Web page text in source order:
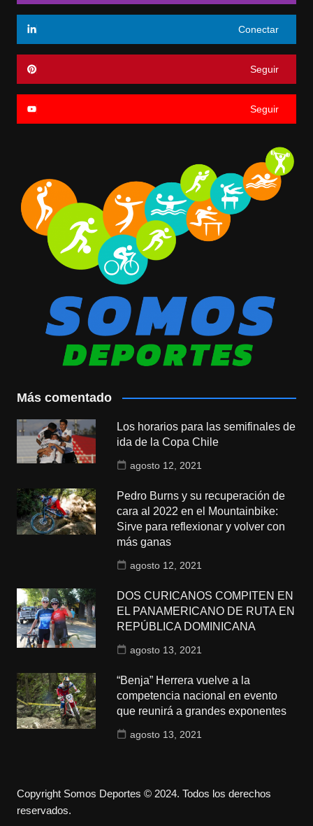
Conectar
Seguir
Seguir
Más comentado
Los horarios para las semifinales de
ida de la Copa Chile
agosto 12, 2021
Pedro Burns y su recuperación de
cara al 2022 en el Mountainbike:
Sirve para reflexionar y volver con
más ganas
agosto 12, 2021
DOS CURICANOS COMPITEN EN
EL PANAMERICANO DE RUTA EN
REPÚBLICA DOMINICANA
agosto 13, 2021
“Benja” Herrera vuelve a la
competencia nacional en evento
que reunirá a grandes exponentes
agosto 13, 2021
Copyright Somos Deportes © 2024. Todos los derechos
reservados.